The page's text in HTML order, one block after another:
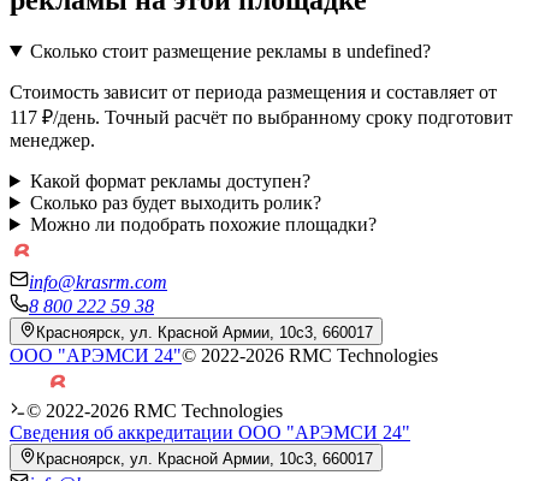
Сколько стоит размещение рекламы в undefined?
Стоимость зависит от периода размещения и составляет от
117 ₽/день. Точный расчёт по выбранному сроку подготовит
менеджер.
Какой формат рекламы доступен?
Сколько раз будет выходить ролик?
Можно ли подобрать похожие площадки?
info@krasrm.com
8 800 222 59 38
Красноярск, ул. Красной Армии, 10с3, 660017
ООО "АРЭМСИ 24"© 2022-2026 RMC Technologies
© 2022-2026 RMC Technologies
Сведения об аккредитации ООО "АРЭМСИ 24"
Красноярск, ул. Красной Армии, 10с3, 660017